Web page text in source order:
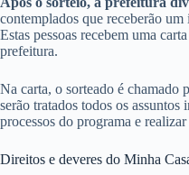
contemplados que receberão
Estas pessoas recebem uma
prefeitura.
Na carta, o sorteado é chamado
serão tratados todos os
processos do programa e
Direitos e deveres do Minha